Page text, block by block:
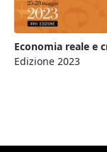
Economia reale e
Edizione 2023